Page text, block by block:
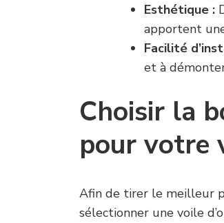
Esthétique :
apportent
Facilité
et à
Choisir la
pour votre
Afin de tirer le meilleur
sélectionner une voile